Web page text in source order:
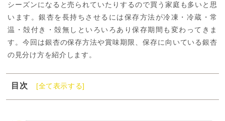
シーズンになると売られていたりするので買う家庭も多いと思
います。銀杏を長持ちさせるには保存方法が冷凍・冷蔵・常
温・殻付き・殻無しといろいろあり保存期間も変わってきま
す。今回は銀杏の保存方法や賞味期限、保存に向いている銀杏
の見分け方を紹介します。
目次
[全て表示する]
1
銀杏の保存方法と保存期間を調査！